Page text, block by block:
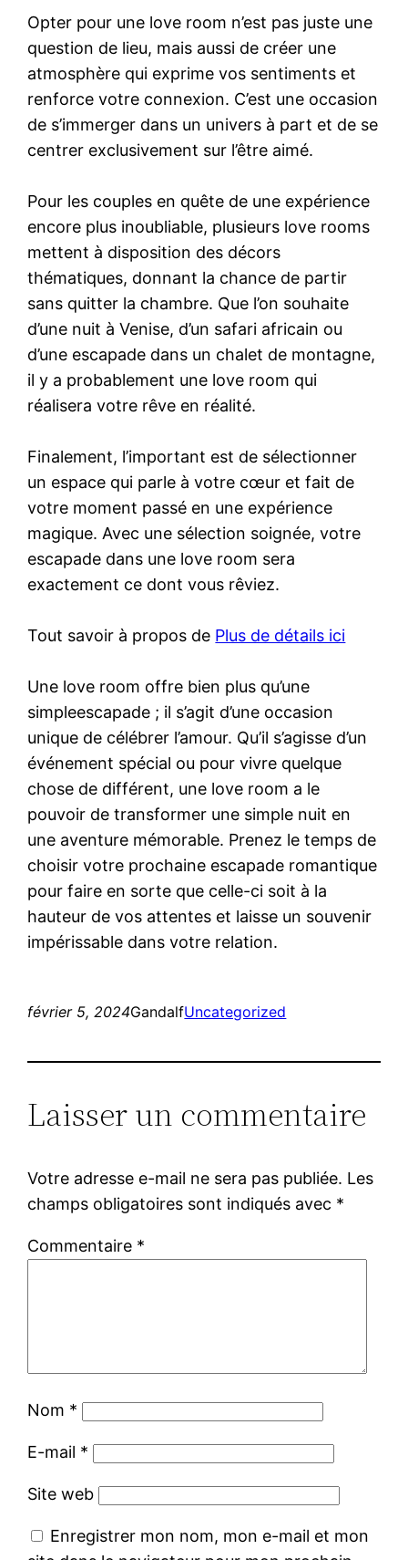
Opter pour une love room n’est pas juste une
question de lieu, mais aussi de créer une
atmosphère qui exprime vos sentiments et
renforce votre connexion. C’est une occasion
de s’immerger dans un univers à part et de se
centrer exclusivement sur l’être aimé.
Pour les couples en quête de une expérience
encore plus inoubliable, plusieurs love rooms
mettent à disposition des décors
thématiques, donnant la chance de partir
sans quitter la chambre. Que l’on souhaite
d’une nuit à Venise, d’un safari africain ou
d’une escapade dans un chalet de montagne,
il y a probablement une love room qui
réalisera votre rêve en réalité.
Finalement, l’important est de sélectionner
un espace qui parle à votre cœur et fait de
votre moment passé en une expérience
magique. Avec une sélection soignée, votre
escapade dans une love room sera
exactement ce dont vous rêviez.
Tout savoir à propos de Plus de détails ici
Une love room offre bien plus qu’une
simpleescapade ; il s’agit d’une occasion
unique de célébrer l’amour. Qu’il s’agisse d’un
événement spécial ou pour vivre quelque
chose de différent, une love room a le
pouvoir de transformer une simple nuit en
une aventure mémorable. Prenez le temps de
choisir votre prochaine escapade romantique
pour faire en sorte que celle-ci soit à la
hauteur de vos attentes et laisse un souvenir
impérissable dans votre relation.
février 5, 2024GandalfUncategorized
Laisser un commentaire
Votre adresse e-mail ne sera pas publiée. Les
champs obligatoires sont indiqués avec *
Commentaire *
Nom *
E-mail *
Site web
Enregistrer mon nom, mon e-mail et mon